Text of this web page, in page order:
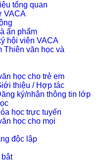
tổng quan
VACA
ấn phẩm
hội viên VACA
Thiên văn học và
học cho trẻ em
thiệu / Hợp tác
ký/nhận thông tin lớp
học trực tuyến
học cho mọi
độc lập
bật